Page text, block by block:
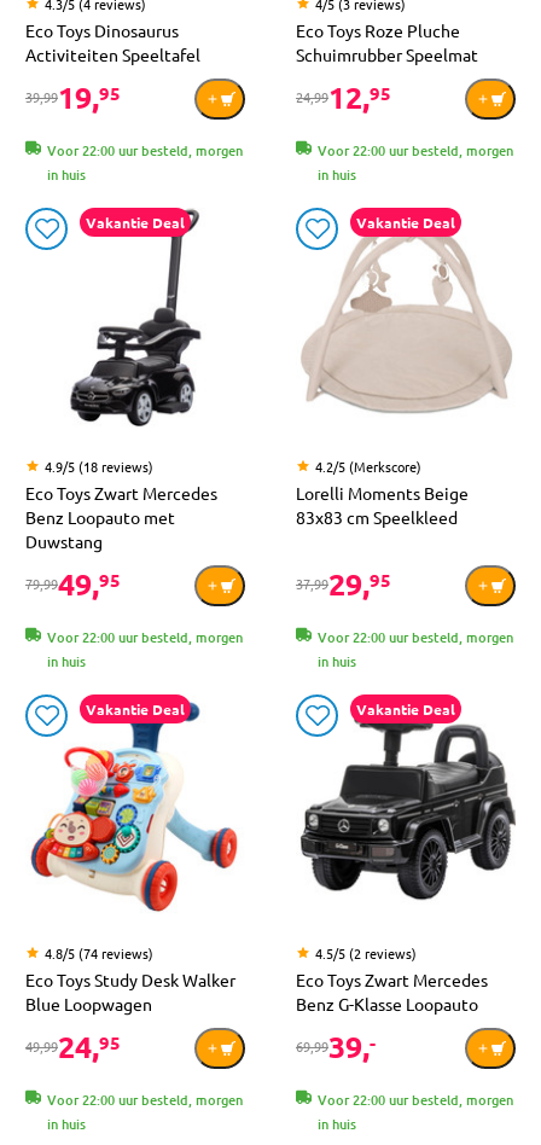
Eco Toys Dinosaurus
Activiteiten Speeltafel
39,9919,95
Voor 22:00 uur besteld, morgen
in huis
Eco Toys Roze Pluche
Schuimrubber Speelmat
24,9912,95
Voor 22:00 uur besteld, morgen
in huis
Vakantie Deal
4.9/5 (18 reviews)
Eco Toys Zwart Mercedes
Benz Loopauto met
Duwstang
79,9949,95
Voor 22:00 uur besteld, morgen
in huis
Vakantie Deal
4.2/5 (Merkscore)
Lorelli Moments Beige
83x83 cm Speelkleed
37,9929,95
Voor 22:00 uur besteld, morgen
in huis
Vakantie Deal
4.8/5 (74 reviews)
Eco Toys Study Desk Walker
Blue Loopwagen
49,9924,95
Voor 22:00 uur besteld, morgen
in huis
Vakantie Deal
4.5/5 (2 reviews)
Eco Toys Zwart Mercedes
Benz G-Klasse Loopauto
69,9939,-
Voor 22:00 uur besteld, morgen
in huis